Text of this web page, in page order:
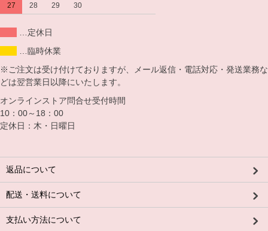
27
28 29 30
…定休日
…臨時休業
※ご注文は受け付けておりますが、メール返信・電話対応・発送業務な
どは翌営業日以降にいたします。
オンラインストア問合せ受付時間
10：00～18：00
定休日：木・日曜日
返品について
配送・送料について
支払い方法について